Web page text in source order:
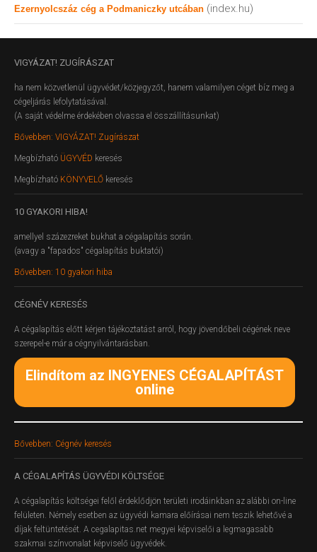
Ezernyolcszáz cég a Podmaniczky utcában (index.hu)
VIGYÁZAT! ZUGÍRÁSZAT
ha nem közvetlenül ügyvédet/közjegyzőt, hanem valamilyen céget bíz meg a
cégeljárás lefolytatásával.
(A saját védelme érdekében olvassa el összállításunkat)
Bővebben: VIGYÁZAT! Zugírászat
Megbízható ÜGYVÉD keresés
Megbízható KÖNYVELŐ keresés
10 GYAKORI HIBA!
amellyel százezreket bukhat a cégalapítás során.
(avagy a "fapados" cégalapítás buktatói)
Bővebben: 10 gyakori hiba
CÉGNÉV KERESÉS
A cégalapítás előtt kérjen tájékoztatást arról, hogy jövendőbeli cégének neve
szerepel-e már a cégnyilvántarásban.
Elindítom az INGYENES CÉGALAPÍTÁST
online
Bővebben: Cégnév keresés
A CÉGALAPÍTÁS ÜGYVÉDI KÖLTSÉGE
A cégalapítás költségei felől érdeklődjön területi irodáinkban az alábbi on-line
felületen. Némely esetben az ügyvédi kamara előírásai nem teszik lehetővé a
díjak feltüntetését. A cegalapitas.net megyei képviselői a legmagasabb
szakmai színvonalat képviselő ügyvédek.